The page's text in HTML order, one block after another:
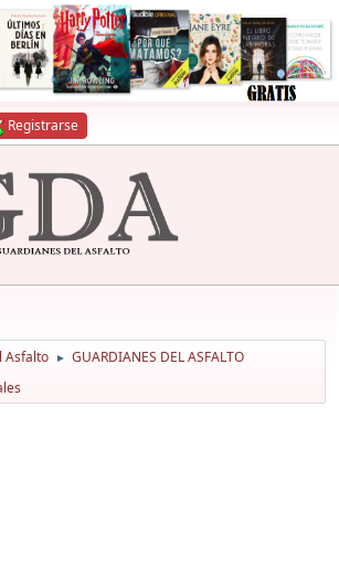
Registrarse
Asfalto ► GUARDIANES DEL ASFALTO